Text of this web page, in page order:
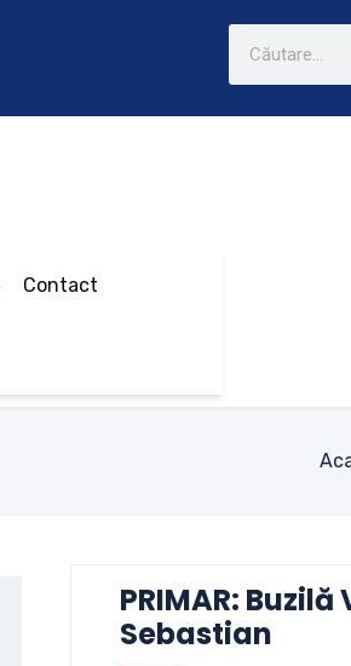
Contact
PRIMAR:
Sebastian